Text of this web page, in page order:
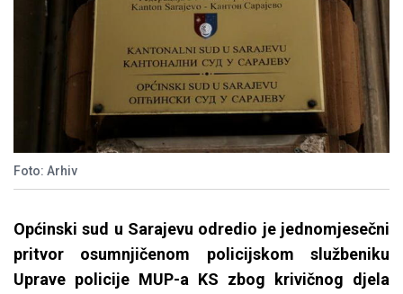
Foto: Arhiv
Općinski sud u Sarajevu odredio je jednomjesečni
pritvor osumnjičenom policijskom službeniku
Uprave policije MUP-a KS zbog krivičnog djela